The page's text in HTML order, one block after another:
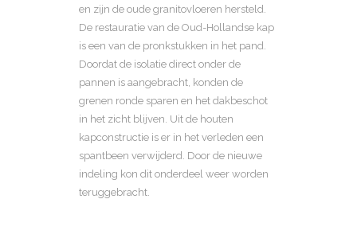
en zijn de oude granitovloeren hersteld.
De restauratie van de Oud-Hollandse kap
is een van de pronkstukken in het pand.
Doordat de isolatie direct onder de
pannen is aangebracht, konden de
grenen ronde sparen en het dakbeschot
in het zicht blijven. Uit de houten
kapconstructie is er in het verleden een
spantbeen verwijderd. Door de nieuwe
indeling kon dit onderdeel weer worden
teruggebracht.